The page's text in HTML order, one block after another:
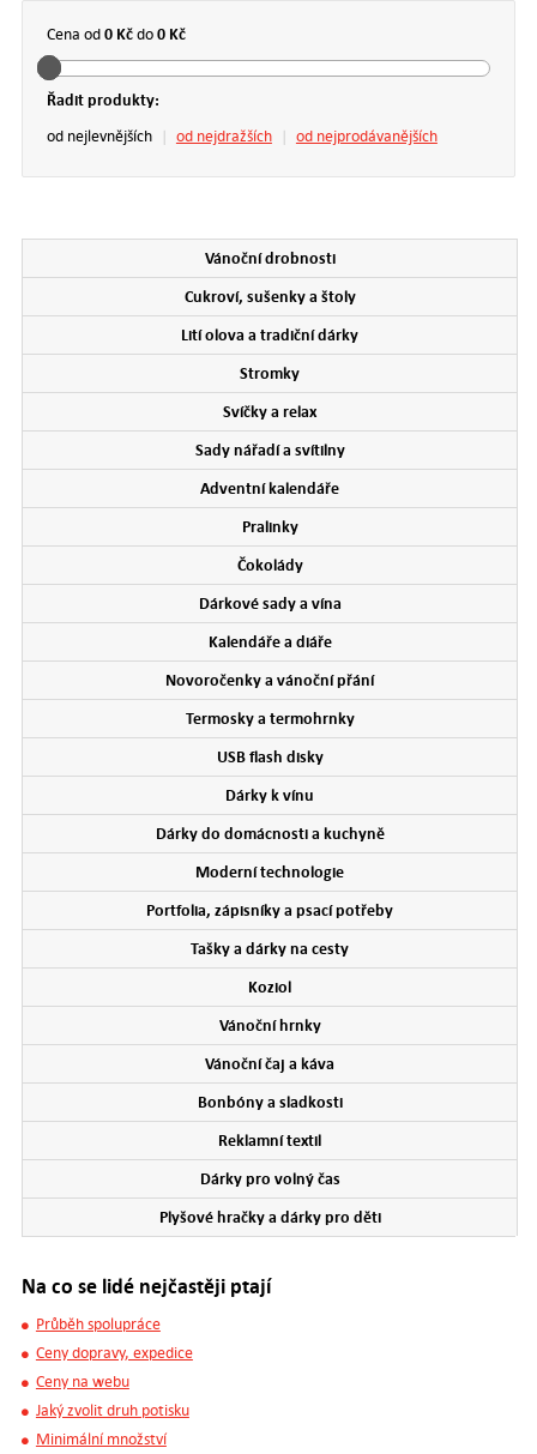
Cena od0 Kčdo0 Kč
Řadit produkty:
od nejlevnějších | od nejdražších | od nejprodávanějších
Vánoční drobnosti
Cukroví, sušenky a štoly
Lití olova a tradiční dárky
Stromky
Svíčky a relax
Sady nářadí a svítilny
Adventní kalendáře
Pralinky
Čokolády
Dárkové sady a vína
Kalendáře a diáře
Novoročenky a vánoční přání
Termosky a termohrnky
USB flash disky
Dárky k vínu
Dárky do domácnosti a kuchyně
Moderní technologie
Portfolia, zápisníky a psací potřeby
Tašky a dárky na cesty
Koziol
Vánoční hrnky
Vánoční čaj a káva
Bonbóny a sladkosti
Reklamní textil
Dárky pro volný čas
Plyšové hračky a dárky pro děti
Na co se lidé nejčastěji ptají
Průběh spolupráce
Ceny dopravy, expedice
Ceny na webu
Jaký zvolit druh potisku
Minimální množství